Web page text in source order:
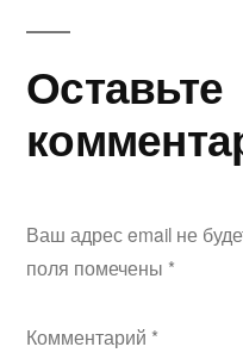
Оставьте
Ваш адрес email не
поля помечены *
Комментарий *